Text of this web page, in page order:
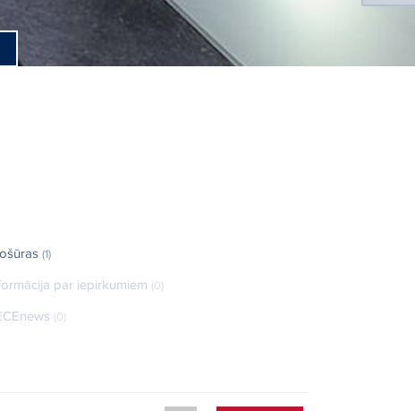
(1)
par iepirkumiem (0)
(0)